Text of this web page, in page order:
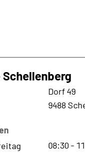
Schellenberg
Dorf 49
9488
08:30-